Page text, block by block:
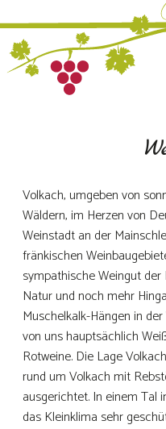
Volkach, umgeben von
Wäldern, im Herzen von
Weinstadt an der
fränkischen
sympathische Weingut
Natur und noch mehr
Muschelkalk-Hängen in
von uns hauptsächlich
Rotweine. Die Lage
rund um Volkach mit
ausgerichtet. In einem Tal
das Kleinklima sehr